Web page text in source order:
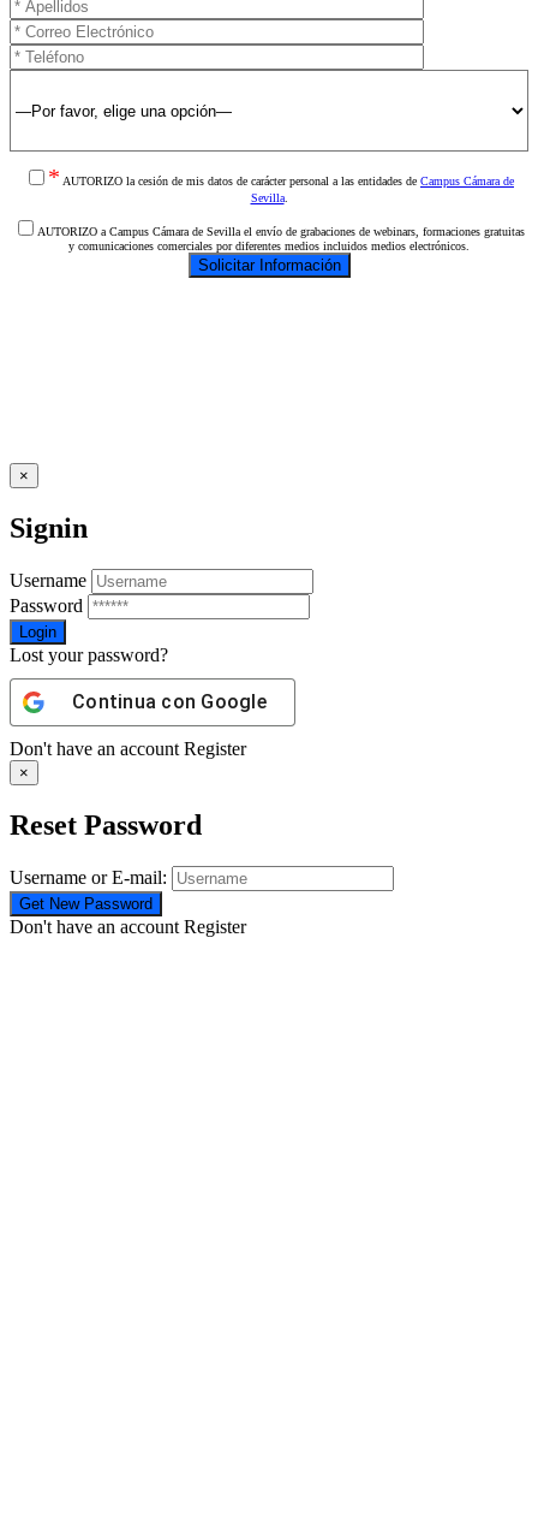
* AUTORIZO la cesión de mis datos de carácter personal a las entidades de Campus Cámara de
Sevilla.
AUTORIZO a Campus Cámara de Sevilla el envío de grabaciones de webinars, formaciones gratuitas
y comunicaciones comerciales por diferentes medios incluidos medios electrónicos.
×
Signin
Username
Password
Lost your password?
Continua con Google
Don't have an account Register
×
Reset Password
Username or E-mail:
Don't have an account Register